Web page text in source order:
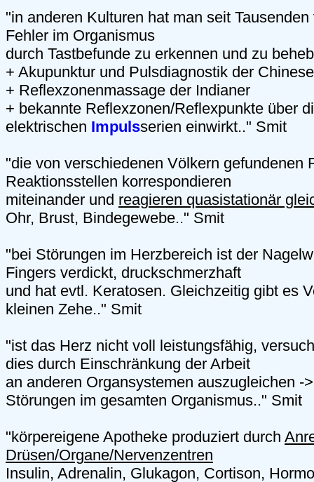
"in anderen Kulturen hat man seit
Fehler im Organismus
durch Tastbefunde zu erkennen und zu
+ Akupunktur und Pulsdiagnostik der
+ Reflexzonenmassage der Indianer
+ bekannte Reflexzonen/Reflexpunkte über
elektrischen Impulsserien einwirkt.." Smit
"die von verschiedenen Völkern gefundenen
Reaktionsstellen korrespondieren
miteinander und reagieren quasistationär
Ohr, Brust, Bindegewebe.." Smit
"bei Störungen im Herzbereich ist der
Fingers verdickt, druckschmerzhaft
und hat evtl. Keratosen. Gleichzeitig gibt es
kleinen Zehe.." Smit
"ist das Herz nicht voll leistungsfähig,
dies durch Einschränkung der Arbeit
an anderen Organsystemen auszugleichen -
Störungen im gesamten Organismus.." Smit
"körpereigene Apotheke produziert durch
Drüsen/Organe/Nervenzentren
Insulin, Adrenalin, Glukagon, Cortison,